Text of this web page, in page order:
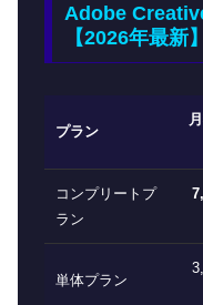
Adobe
【2026年最新】
プラン
コンプリートプ
ラン
単体プラン